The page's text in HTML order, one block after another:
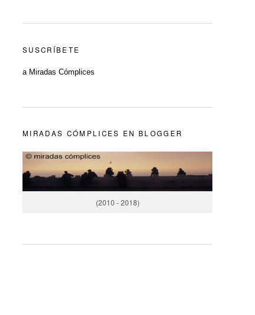
SUSCRÍBETE
a Miradas Cómplices
MIRADAS CÓMPLICES EN BLOGGER
(2010 - 2018)